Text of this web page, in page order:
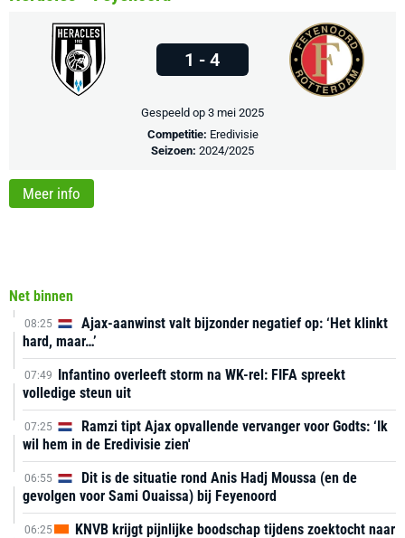
Net binnen
08:25
Ajax-aanwinst valt bijzonder negatief op: ‘Het klinkt
hard, maar…’
07:49 Infantino overleeft storm na WK-rel: FIFA spreekt
volledige steun uit
07:25
Ramzi tipt Ajax opvallende vervanger voor Godts: ‘Ik
wil hem in de Eredivisie zien'
06:55
Dit is de situatie rond Anis Hadj Moussa (en de
gevolgen voor Sami Ouaissa) bij Feyenoord
06:25 KNVB krijgt pijnlijke boodschap tijdens zoektocht naar
1 - 4
Gespeeld op 3 mei 2025
Competitie: Eredivisie
Seizoen: 2024/2025
Meer info